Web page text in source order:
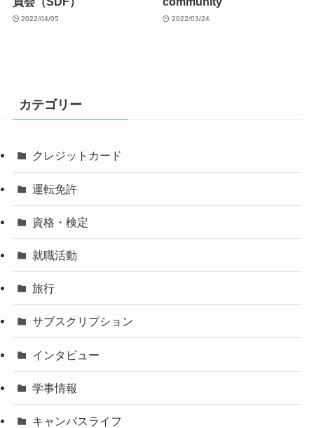
2022/04/05 2022/03/24
カテゴリー
クレジットカード
運転免許
資格・検定
就職活動
旅行
サブスクリプション
インタビュー
学事情報
キャンパスライフ